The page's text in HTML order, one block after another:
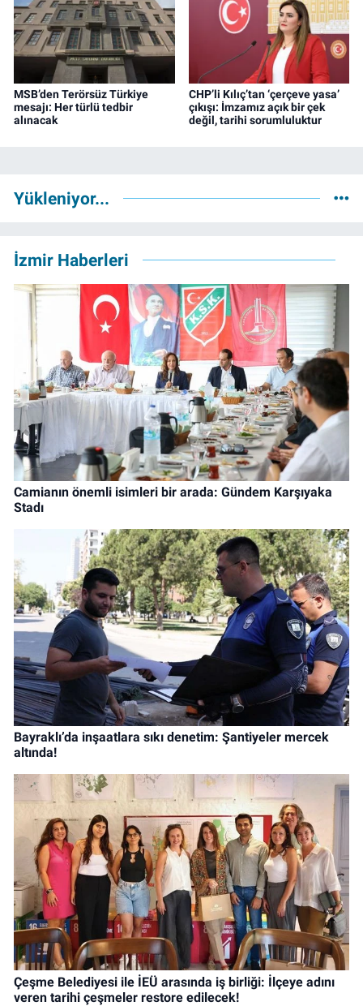
MSB’den Terörsüz Türkiye
mesajı: Her türlü tedbir
alınacak
CHP’li Kılıç’tan ‘çerçeve yasa’
çıkışı: İmzamız açık bir çek
değil, tarihi sorumluluktur
Yükleniyor...
İzmir Haberleri
Camianın önemli isimleri bir arada: Gündem Karşıyaka
Stadı
Bayraklı’da inşaatlara sıkı denetim: Şantiyeler mercek
altında!
Çeşme Belediyesi ile İEÜ arasında iş birliği: İlçeye adını
veren tarihi çeşmeler restore edilecek!